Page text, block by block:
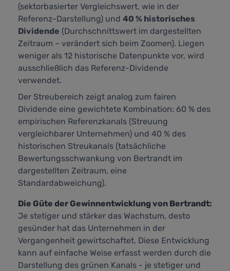
(sektorbasierter Vergleichswert, wie in der
Referenz-Darstellung) und 40 % historisches
Dividende (Durchschnittswert im dargestellten
Zeitraum – verändert sich beim Zoomen). Liegen
weniger als 12 historische Datenpunkte vor, wird
ausschließlich das Referenz-Dividende
verwendet.
Der Streubereich zeigt analog zum fairen
Dividende eine gewichtete Kombination: 60 % des
empirischen Referenzkanals (Streuung
vergleichbarer Unternehmen) und 40 % des
historischen Streukanals (tatsächliche
Bewertungsschwankung von Bertrandt im
dargestellten Zeitraum, eine
Standardabweichung).
Die Güte der Gewinnentwicklung von Bertrandt:
Je stetiger und stärker das Wachstum, desto
gesünder hat das Unternehmen in der
Vergangenheit gewirtschaftet. Diese Entwicklung
kann auf einfache Weise erfasst werden durch die
Darstellung des grünen Kanals - je stetiger und